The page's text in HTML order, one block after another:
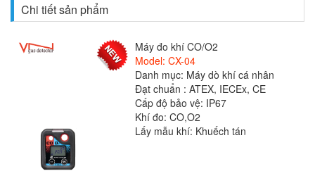
Chi tiết sản phẩm
Máy đo khí CO/O2
Model: CX-04
Danh mục: Máy dò khí cá nhân
Đạt chuẩn : ATEX, IECEx, CE
Cấp độ bảo vệ: IP67
Khí đo: CO,O2
Lấy mẫu khí: Khuếch tán